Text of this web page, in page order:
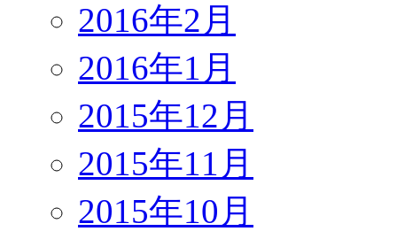
2016年2月
2016年1月
2015年12月
2015年11月
2015年10月